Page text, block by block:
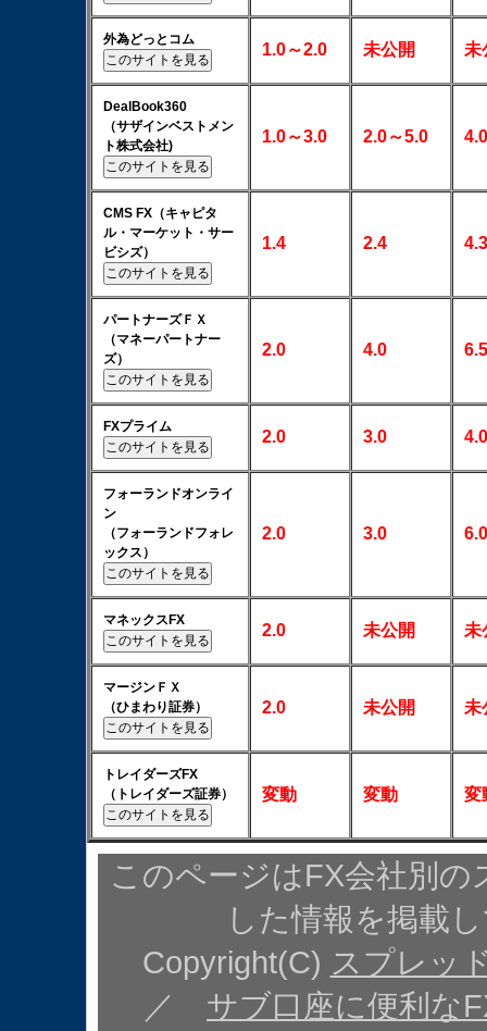
外為どっとコム
1.0～2.0 未公開 未
DealBook360
（サザインベストメン
ト株式会社)
1.0～3.0 2.0～5.0
CMS FX（キャピタ
ル・マーケット・サー
ビシズ）
1.4 2.4 4.3
パートナーズＦＸ
（マネーパートナー
ズ）
2.0 4.0 6.5
FXプライム
2.0 3.0 4.0
フォーランドオンライ
ン
（フォーランドフォレ
ックス）
2.0 3.0 6.0
マネックスFX
2.0 未公開 未
マージンＦＸ
（ひまわり証券）
2.0 未公開 未
トレイダーズFX
（トレイダーズ証券）
変動 変動 変
このページはFX会社別
した情報を掲載
Copyright(C) スプレッ
／ サブ口座に便利な